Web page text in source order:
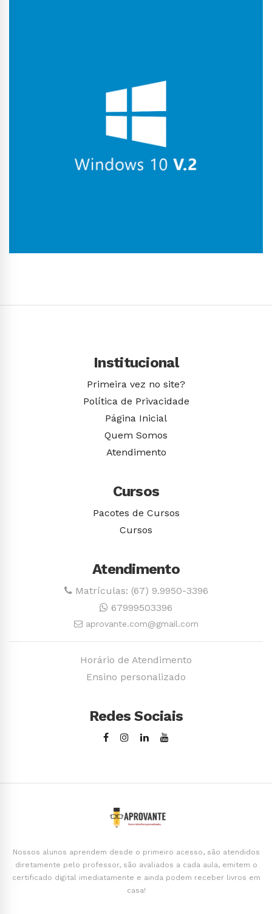
Institucional
Primeira vez no site?
Política de Privacidade
Página Inicial
Quem Somos
Atendimento
Cursos
Pacotes de Cursos
Cursos
Atendimento
Matrículas: (67) 9.9950-3396
67999503396
aprovante.com@gmail.com
Horário de Atendimento
Ensino personalizado
Redes Sociais
Nossos alunos aprendem desde o primeiro acesso, são atendidos
diretamente pelo professor, são avaliados a cada aula, emitem o
certificado digital imediatamente e ainda podem receber livros em
casa!